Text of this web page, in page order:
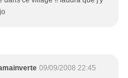
09/09/2008 22:45